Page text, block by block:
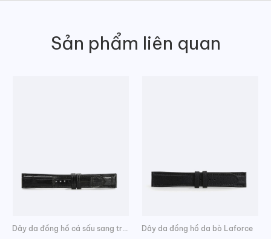
Sản phẩm liên quan
Dây da đồng hồ cá sấu sang trọng
Dây da đồng hồ da bò Laforce